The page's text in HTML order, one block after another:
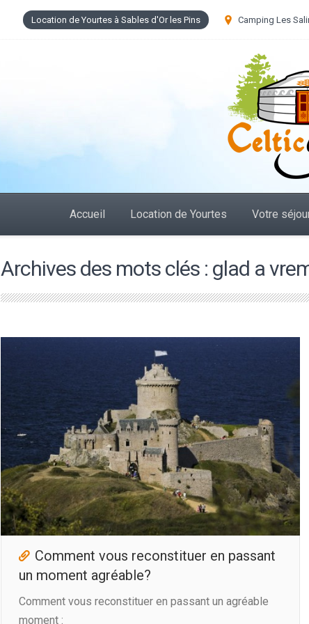
Location de Yourtes à Sables d'Or les Pins Camping Les
Accueil Location de Yourtes Votre
Archives des mots clés : glad a
Comment vous reconstituer en passant
un moment agréable?
Comment vous reconstituer en passant un agréable
moment :